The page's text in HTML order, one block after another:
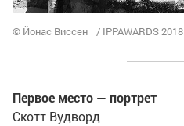
© Йонас Виссен / IPPAWARDS 2018
Первое место — портрет
Скотт Вудворд